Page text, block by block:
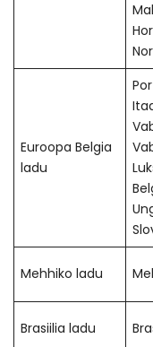
Euroopa Belgia
ladu
Mehhiko ladu
Brasiilia ladu